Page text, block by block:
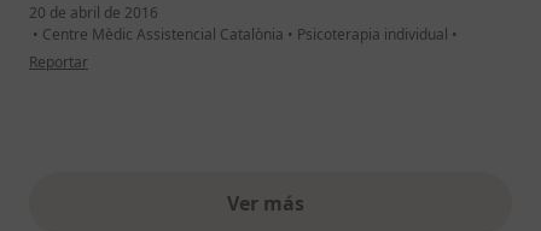
20 de abril de 2016
• Centre Mèdic Assistencial Catalònia • Psicoterapia individual •
en opinión del usuario Cuenta eliminada
Reportar
Ver másopiniones anteriores